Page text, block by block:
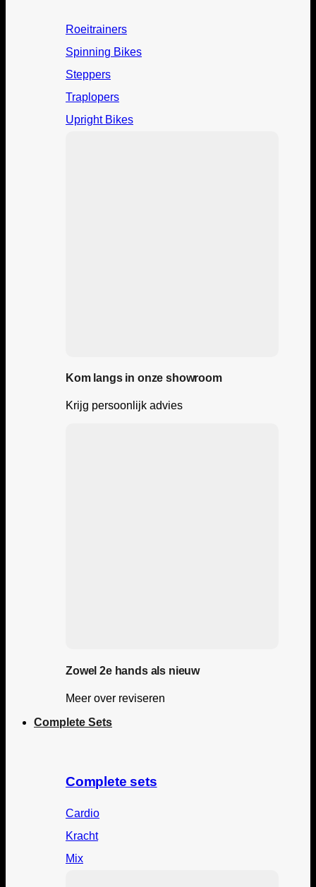
Roeitrainers
Spinning Bikes
Steppers
Traplopers
Upright Bikes
Kom langs in onze showroom
Krijg persoonlijk advies
Zowel 2e hands als nieuw
Meer over reviseren
Complete Sets
Complete sets
Cardio
Kracht
Mix